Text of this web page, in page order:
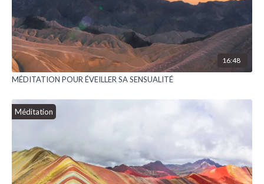
16:48
MÉDITATION POUR ÉVEILLER SA SENSUALITÉ
Méditation